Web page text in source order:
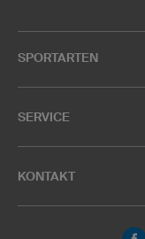
SPORTARTEN
SERVICE
KONTAKT